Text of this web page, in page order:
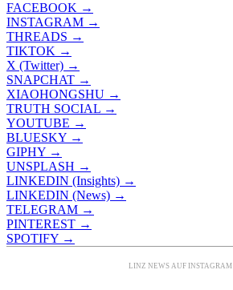
FACEBOOK →
INSTAGRAM →
THREADS →
TIKTOK →
X (Twitter) →
SNAPCHAT →
XIAOHONGSHU →
TRUTH SOCIAL →
YOUTUBE →
BLUESKY →
GIPHY →
UNSPLASH →
LINKEDIN (Insights) →
LINKEDIN (News) →
TELEGRAM →
PINTEREST →
SPOTIFY →
LINZ NEWS AUF INSTAGRAM